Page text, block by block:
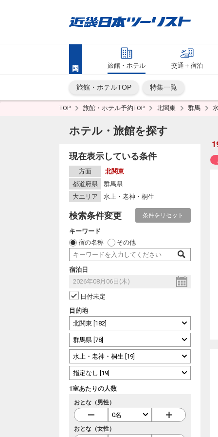
旅館・ホテル 交通＋宿泊
旅館・ホテルTOP 特集一覧
TOP 旅館・ホテル予約TOP 北関東 群馬
ホテル・旅館を探す
現在表示している条件
方面
北関東
都道府県
群馬県
大エリア
水上・老神・桐生
検索条件変更 条件をリセット
キーワード
宿の名称
その他
宿泊日
日付未定
目的地
1室あたりの人数
おとな（男性）
おとな（女性）